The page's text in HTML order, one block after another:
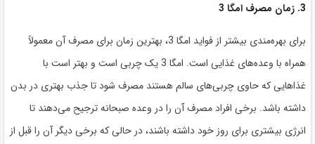
3. زمان مصرف امگا 3
برای بهره‌مندی بیشتر از فواید امگا 3، بهترین زمان برای مصرف آن معمولاً
همراه با وعده‌های غذایی است. امگا 3 یک چربی است و بهتر است با
غذاهایی که حاوی چربی‌های سالم هستند مصرف شود تا جذب بهتری در بدن
داشته باشد. برخی افراد مصرف آن را در وعده صبحانه ترجیح می‌دهند تا
انرژی بیشتری برای روز خود داشته باشند، در حالی که برخی دیگر آن را قبل از